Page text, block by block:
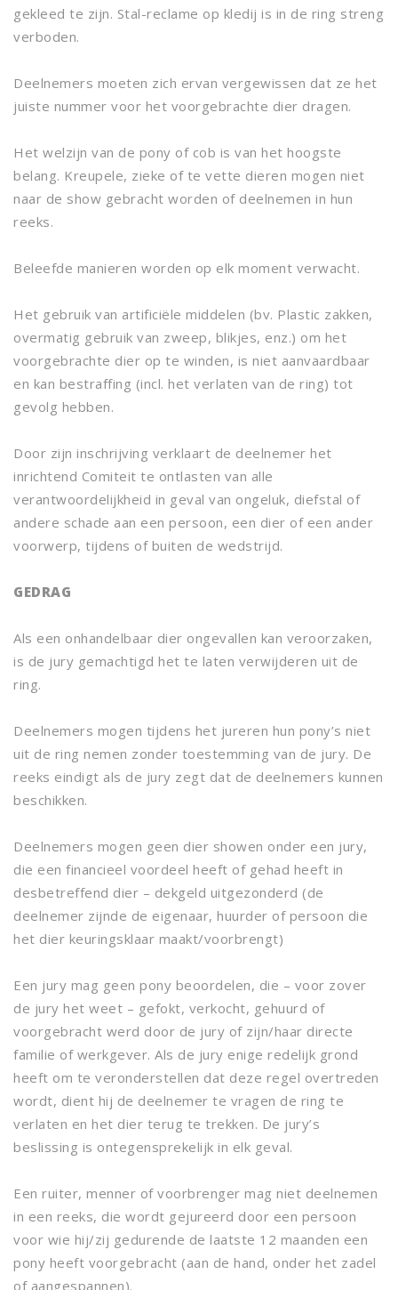
gekleed te zijn. Stal-reclame op kledij is in de ring streng
verboden.
Deelnemers moeten zich ervan vergewissen dat ze het
juiste nummer voor het voorgebrachte dier dragen.
Het welzijn van de pony of cob is van het hoogste
belang. Kreupele, zieke of te vette dieren mogen niet
naar de show gebracht worden of deelnemen in hun
reeks.
Beleefde manieren worden op elk moment verwacht.
Het gebruik van artificiële middelen (bv. Plastic zakken,
overmatig gebruik van zweep, blikjes, enz.) om het
voorgebrachte dier op te winden, is niet aanvaardbaar
en kan bestraffing (incl. het verlaten van de ring) tot
gevolg hebben.
Door zijn inschrijving verklaart de deelnemer het
inrichtend Comiteit te ontlasten van alle
verantwoordelijkheid in geval van ongeluk, diefstal of
andere schade aan een persoon, een dier of een ander
voorwerp, tijdens of buiten de wedstrijd.
GEDRAG
Als een onhandelbaar dier ongevallen kan veroorzaken,
is de jury gemachtigd het te laten verwijderen uit de
ring.
Deelnemers mogen tijdens het jureren hun pony’s niet
uit de ring nemen zonder toestemming van de jury. De
reeks eindigt als de jury zegt dat de deelnemers kunnen
beschikken.
Deelnemers mogen geen dier showen onder een jury,
die een financieel voordeel heeft of gehad heeft in
desbetreffend dier – dekgeld uitgezonderd (de
deelnemer zijnde de eigenaar, huurder of persoon die
het dier keuringsklaar maakt/voorbrengt)
Een jury mag geen pony beoordelen, die – voor zover
de jury het weet – gefokt, verkocht, gehuurd of
voorgebracht werd door de jury of zijn/haar directe
familie of werkgever. Als de jury enige redelijk grond
heeft om te veronderstellen dat deze regel overtreden
wordt, dient hij de deelnemer te vragen de ring te
verlaten en het dier terug te trekken. De jury’s
beslissing is ontegensprekelijk in elk geval.
Een ruiter, menner of voorbrenger mag niet deelnemen
in een reeks, die wordt gejureerd door een persoon
voor wie hij/zij gedurende de laatste 12 maanden een
pony heeft voorgebracht (aan de hand, onder het zadel
of aangespannen).